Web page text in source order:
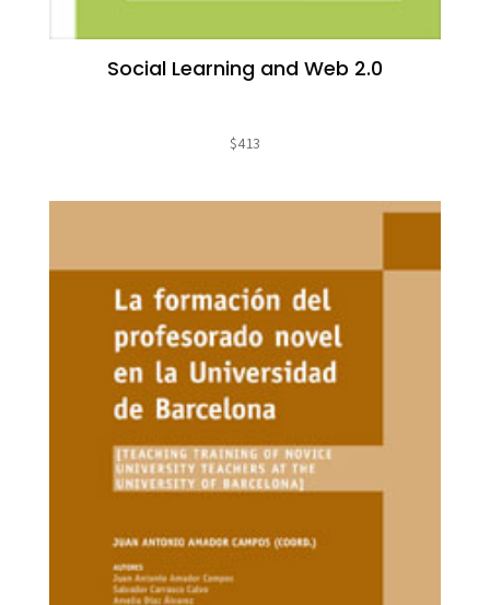
Social Learning and Web 2.0
$413